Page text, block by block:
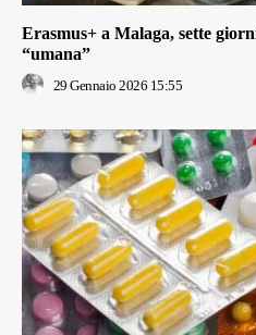
Erasmus+ a Malaga, sette
“umana”
29 Gennaio 2026 15:55